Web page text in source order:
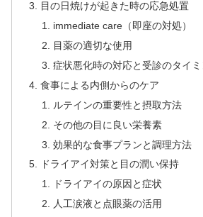
目の日焼けが起きた時の応急処置
immediate care（即座の対処）
目薬の適切な使用
症状悪化時の対応と受診のタイ
食事による内側からのケア
ルテインの重要性と摂取方法
その他の目に良い栄養素
効果的な食事プランと調理方法
ドライアイ対策と目の潤い保持
ドライアイの原因と症状
人工涙液と点眼薬の活用